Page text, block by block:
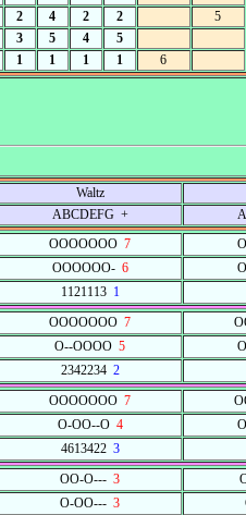
2 4 2 2
5
3 5 4
5
1 1 1 1 6
Waltz
ABCDEFG +
OOOOOOO 7
OOOOOO-6
11211131
OOOOOOO 7
O--OOOO 5
23422342
OOOOOOO 7
O-OO--O4
46134223
OO-O--- 3
O-OO--- 3